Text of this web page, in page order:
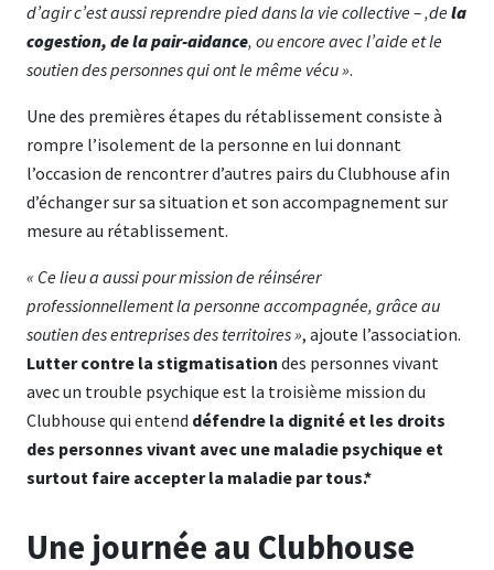
d’agir c’est aussi reprendre pied dans la vie collective – ‚dela
cogestion, de la pair-aidance‚ ou encore avec l’aide et le
soutien des personnes qui ont le même vécu ».
Une des premières étapes du rétablissement consiste à
rompre l’isolement de la personne en lui donnant
l’occasion de rencontrer d’autres pairs du Clubhouse afin
d’échanger sur sa situation et son accompagnement sur
mesure au rétablissement.
« Ce lieu a aussi pour mission de réinsérer
professionnellement la personne accompagnée, grâce au
soutien des entreprises des territoires », ajoute l’association.
Lutter contre la stigmatisation des personnes vivant
avec un trouble psychique est la troisième mission du
Clubhouse qui entend défendre la dignité et les droits
des personnes vivant avec une maladie psychique et
surtout faire accepter la maladie par tous.*
Une journée au Clubhouse